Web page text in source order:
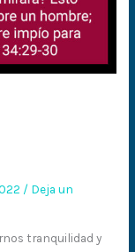
/ Deja un
tranquilidad y